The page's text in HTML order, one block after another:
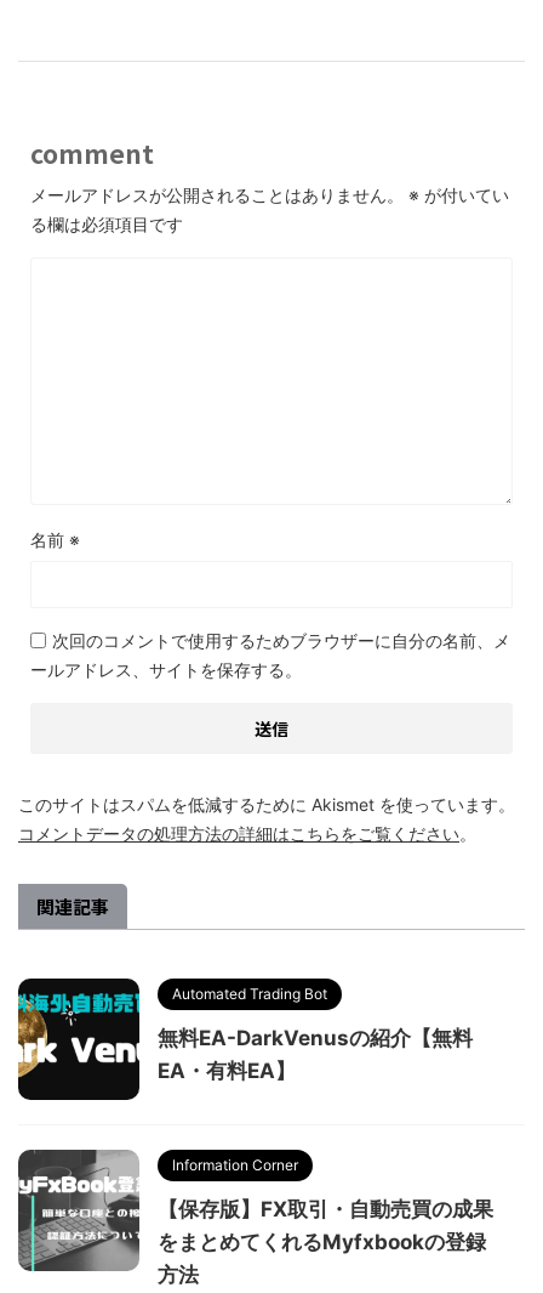
comment
メールアドレスが公開されることはありません。 ※ が付いてい
る欄は必須項目です
名前 ※
次回のコメントで使用するためブラウザーに自分の名前、メ
ールアドレス、サイトを保存する。
このサイトはスパムを低減するために Akismet を使っています。
コメントデータの処理方法の詳細はこちらをご覧ください。
関連記事
Automated Trading Bot
無料EA-DarkVenusの紹介【無料
EA・有料EA】
Information Corner
【保存版】FX取引・自動売買の成果
をまとめてくれるMyfxbookの登録
方法